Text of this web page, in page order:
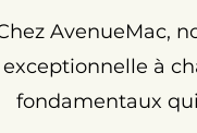
AvenueMac,
exceptionnelle à
fondamentaux